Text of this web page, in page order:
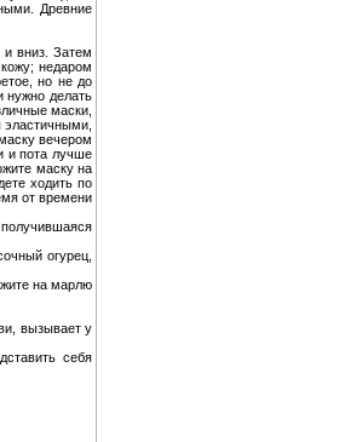
Древние
вниз. Затем
недаром
но не до
нужно делать
маски,
эластичными,
вечером
и пота лучше
маску на
ходить по
от времени
огурец,
на марлю
вызывает у
себя